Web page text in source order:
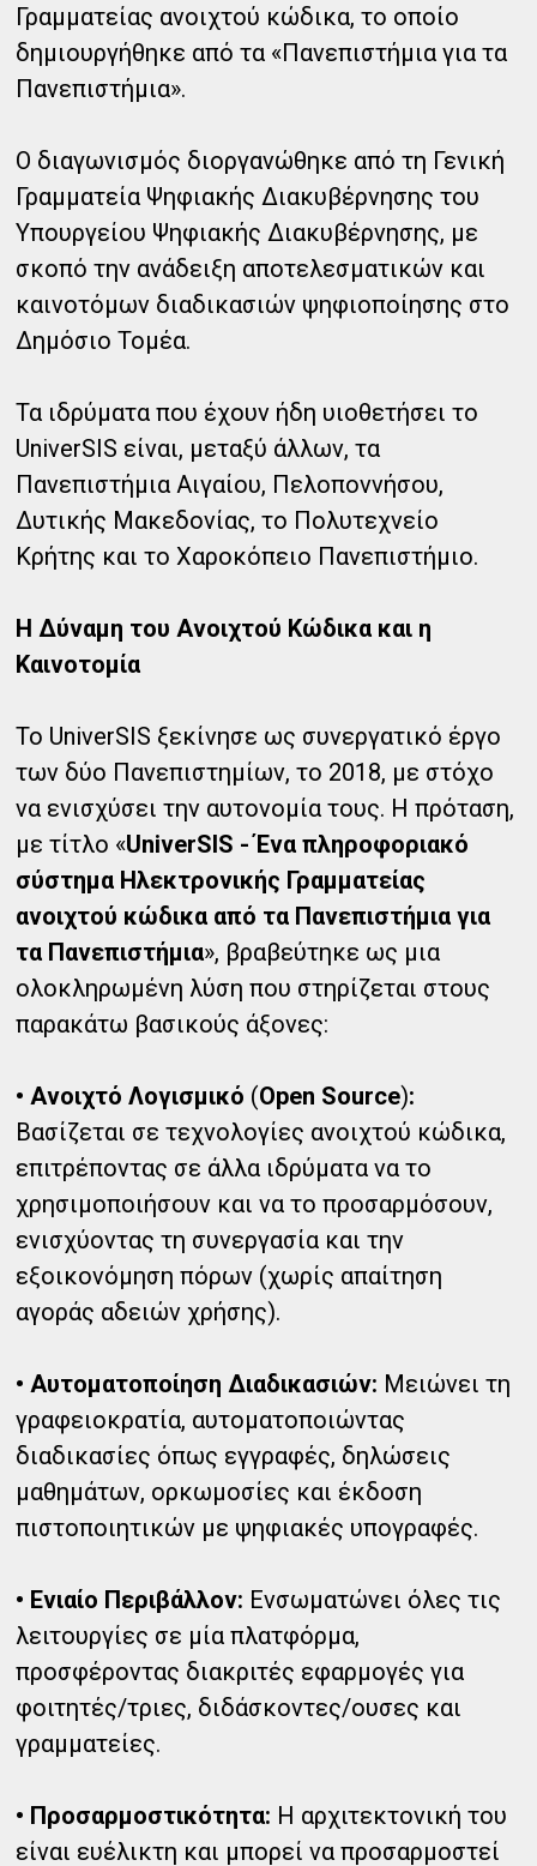
Γραμματείας ανοιχτού κώδικα, το οποίο
δημιουργήθηκε από τα «Πανεπιστήμια για τα
Πανεπιστήμια».
Ο διαγωνισμός διοργανώθηκε από τη Γενική
Γραμματεία Ψηφιακής Διακυβέρνησης του
Υπουργείου Ψηφιακής Διακυβέρνησης, με
σκοπό την ανάδειξη αποτελεσματικών και
καινοτόμων διαδικασιών ψηφιοποίησης στο
Δημόσιο Τομέα.
Τα ιδρύματα που έχουν ήδη υιοθετήσει το
UniverSIS είναι, μεταξύ άλλων, τα
Πανεπιστήμια Αιγαίου, Πελοποννήσου,
Δυτικής Μακεδονίας, το Πολυτεχνείο
Κρήτης και το Χαροκόπειο Πανεπιστήμιο.
Η Δύναμη του Ανοιχτού Κώδικα και η
Καινοτομία
Το UniverSIS ξεκίνησε ως συνεργατικό έργο
των δύο Πανεπιστημίων, το 2018, με στόχο
να ενισχύσει την αυτονομία τους. Η πρόταση,
με τίτλο «UniverSIS - Ένα πληροφοριακό
σύστημα Ηλεκτρονικής Γραμματείας
ανοιχτού κώδικα από τα Πανεπιστήμια για
τα Πανεπιστήμια», βραβεύτηκε ως μια
ολοκληρωμένη λύση που στηρίζεται στους
παρακάτω βασικούς άξονες:
• Ανοιχτό Λογισμικό (Open Source):
Βασίζεται σε τεχνολογίες ανοιχτού κώδικα,
επιτρέποντας σε άλλα ιδρύματα να το
χρησιμοποιήσουν και να το προσαρμόσουν,
ενισχύοντας τη συνεργασία και την
εξοικονόμηση πόρων (χωρίς απαίτηση
αγοράς αδειών χρήσης).
• Αυτοματοποίηση Διαδικασιών: Μειώνει τη
γραφειοκρατία, αυτοματοποιώντας
διαδικασίες όπως εγγραφές, δηλώσεις
μαθημάτων, ορκωμοσίες και έκδοση
πιστοποιητικών με ψηφιακές υπογραφές.
• Ενιαίο Περιβάλλον: Ενσωματώνει όλες τις
λειτουργίες σε μία πλατφόρμα,
προσφέροντας διακριτές εφαρμογές για
φοιτητές/τριες, διδάσκοντες/ουσες και
γραμματείες.
• Προσαρμοστικότητα: Η αρχιτεκτονική του
είναι ευέλικτη και μπορεί να προσαρμοστεί